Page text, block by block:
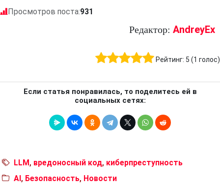
Просмотров поста:931
Редактор: AndreyEx
Рейтинг: 5 (1 голос)
Если статья понравилась, то поделитесь ей в
социальных сетях:
LLM, вредоносный код, киберпреступность
AI, Безопасность, Новости